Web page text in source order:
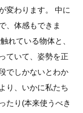
変わります。 中に
、体感もできま
れている物体と、
ていて、姿勢を正
でしかないとわか
り、いかに私たち
たり(本来使うべき